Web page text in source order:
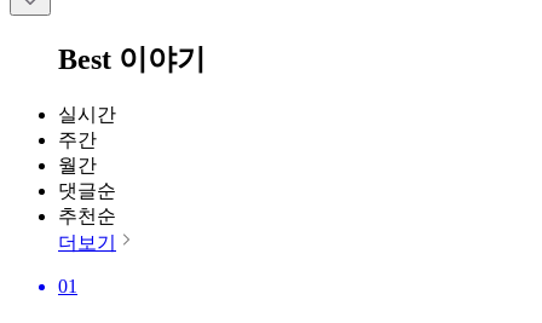
Best 이야기
실시간
주간
월간
댓글순
추천순
더보기
01